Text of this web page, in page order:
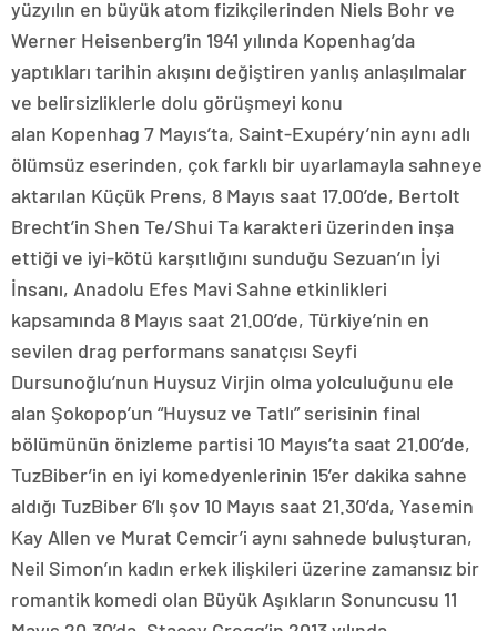
yüzyılın en büyük atom fizikçilerinden Niels Bohr ve
Werner Heisenberg’in 1941 yılında Kopenhag’da
yaptıkları tarihin akışını değiştiren yanlış anlaşılmalar
ve belirsizliklerle dolu görüşmeyi konu
alan Kopenhag 7 Mayıs’ta, Saint-Exupéry’nin aynı adlı
ölümsüz eserinden, çok farklı bir uyarlamayla sahneye
aktarılan Küçük Prens, 8 Mayıs saat 17.00’de, Bertolt
Brecht’in Shen Te/Shui Ta karakteri üzerinden inşa
ettiği ve iyi-kötü karşıtlığını sunduğu Sezuan’ın İyi
İnsanı, Anadolu Efes Mavi Sahne etkinlikleri
kapsamında 8 Mayıs saat 21.00’de, Türkiye’nin en
sevilen drag performans sanatçısı Seyfi
Dursunoğlu’nun Huysuz Virjin olma yolculuğunu ele
alan Şokopop’un “Huysuz ve Tatlı” serisinin final
bölümünün önizleme partisi 10 Mayıs’ta saat 21.00’de,
TuzBiber’in en iyi komedyenlerinin 15’er dakika sahne
aldığı TuzBiber 6’lı şov 10 Mayıs saat 21.30’da, Yasemin
Kay Allen ve Murat Cemcir’i aynı sahnede buluşturan,
Neil Simon’ın kadın erkek ilişkileri üzerine zamansız bir
romantik komedi olan Büyük Aşıkların Sonuncusu 11